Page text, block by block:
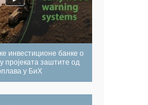
инвестиционе банке о
пројеката заштите од
у БиХ